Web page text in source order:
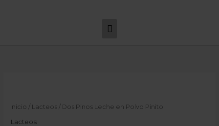
principal
Inicio / Lacteos / Dos Pinos Leche en Polvo Pinito
Lacteos
de
Leche